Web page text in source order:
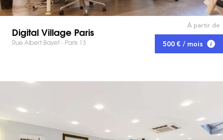
Digital Village Paris
Rue Albert Bayet - Paris 13
À partir de
500 € / mois